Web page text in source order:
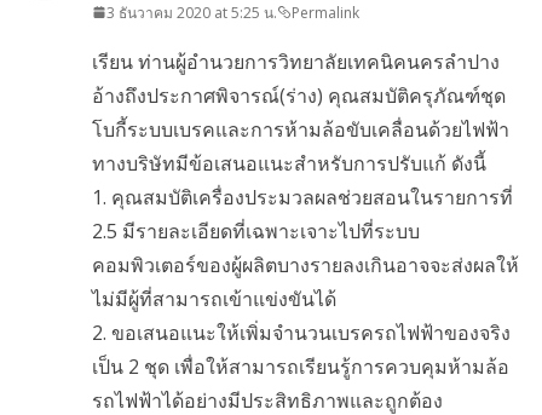
3 ธันวาคม 2020 at 5:25 น. Permalink
เรียน ท่านผู้อำนวยการวิทยาลัยเทคนิคนครลำปาง
อ้างถึงประกาศพิจารณ์(ร่าง) คุณสมบัติครุภัณฑ์ชุด
โบกี้ระบบเบรคและการห้ามล้อขับเคลื่อนด้วยไฟฟ้า
ทางบริษัทมีข้อเสนอแนะสำหรับการปรับแก้ ดังนี้
1. คุณสมบัติเครื่องประมวลผลช่วยสอนในรายการที่
2.5 มีรายละเอียดที่เฉพาะเจาะไปที่ระบบ
คอมพิวเตอร์ของผู้ผลิตบางรายลงเกินอาจจะส่งผลให้
ไม่มีผู้ที่สามารถเข้าแข่งขันได้
2. ขอเสนอแนะให้เพิ่มจำนวนเบรครถไฟฟ้าของจริง
เป็น 2 ชุด เพื่อให้สามารถเรียนรู้การควบคุมห้ามล้อ
รถไฟฟ้าได้อย่างมีประสิทธิภาพและถูกต้อง